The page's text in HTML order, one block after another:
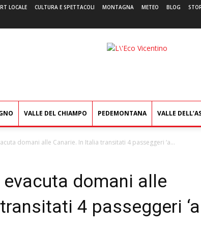
LOCALE CULTURA E SPETTACOLI MONTAGNA METEO BLOG
L'Eco
VALLE DEL CHIAMPO PEDEMONTANA VALLE
domani alle Canarie. In Italia transitati 4 passeggeri ‘a...
domani alle
4 passeggeri ‘a